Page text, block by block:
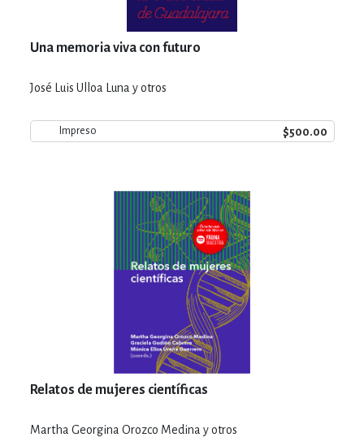
Una memoria viva con futuro
José Luis Ulloa Luna y otros
Impreso $500.00
Relatos de mujeres científicas
Martha Georgina Orozco Medina y otros